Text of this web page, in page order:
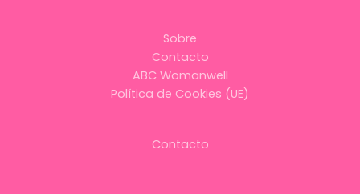
Sobre
Contacto
ABC Womanwell
Política de Cookies (UE)
Contacto